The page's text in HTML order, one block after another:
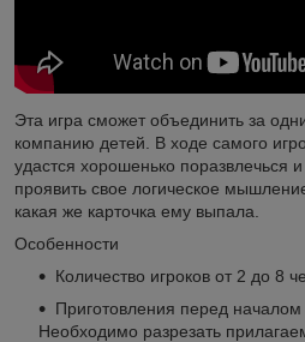
Эта игра сможет объединить за
компанию детей. В ходе самого
удастся хорошенько поразвлечься
проявить свое логическое
какая же карточка ему выпала.
Особенности
Количество игроков от 2 до 8
Приготовления перед началом
Необходимо разрезать